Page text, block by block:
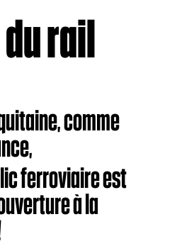
rail
comme
ferroviaire est
à la